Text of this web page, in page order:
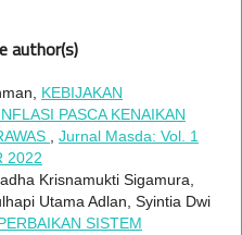
author(s)
KEBIJAKAN
PASCA KENAIKAN
Jurnal Masda: Vol. 1
2022
Krisnamukti Sigamura,
Utama Adlan, Syintia Dwi
SISTEM